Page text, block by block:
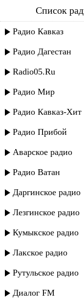
мурат
Список
Радио Кавказ
Радио Дагестан
Radio05.Ru
Радио Мир
Радио Кавказ-Хит
Радио Прибой
Аварское радио
Радио Ватан
Даргинское радио
Лезгинское радио
Кумыкское радио
Лакское радио
Рутульское радио
Диалог FM